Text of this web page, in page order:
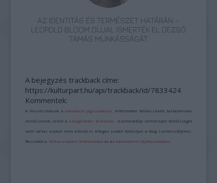
AZ IDENTITÁS ÉS TERMÉSZET HATÁRÁN –
LEOPOLD BLOOM DÍJJAL ISMERTÉK EL DEZSŐ
TAMÁS MUNKÁSSÁGÁT
A bejegyzés trackback címe:
https://kulturpart.hu/api/trackback/id/7833424
Kommentek:
A hozzászólások avonatkozó jogszabályok értelmében felhasználói tartalomnak
minősülnek, értük a szolgáltatás technikai üzemeltetője semmilyen felelősséget
nem vállal, azokat nem ellenőrzi. Kifogás esetén forduljon a blog szerkesztőjéhez.
Részletek a Felhasználási feltételekben és azadatvédelmi tájékoztatóban